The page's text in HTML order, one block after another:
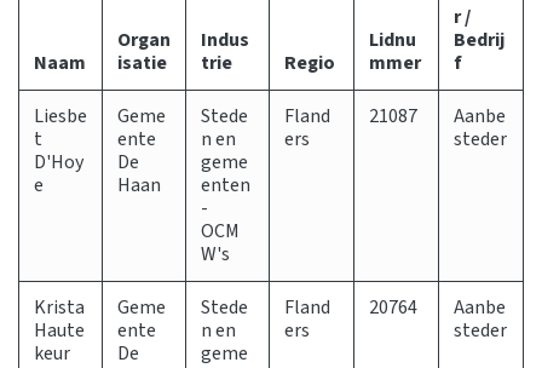
Naam
Organ
isatie
Indus
trie
Regio
Lidnu
mmer
r /
Bedrij
f
Liesbe
t
D'Hoy
e
Geme
ente
De
Haan
Stede
n en
geme
enten
-
OCM
W's
Fland
ers
21087
Aanbe
steder
Krista
Haute
keur
Geme
ente
De
Stede
n en
geme
Fland
ers
20764
Aanbe
steder